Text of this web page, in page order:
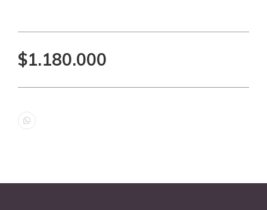
$1.180.000